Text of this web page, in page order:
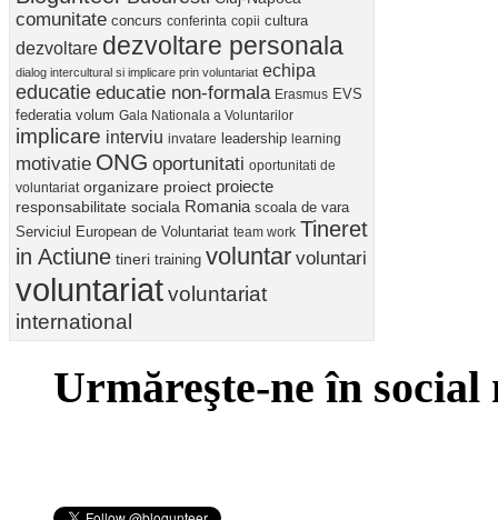
comunitate concurs conferinta copii cultura
dezvoltare dezvoltare personala
dialog intercultural si implicare prin voluntariat echipa
educatie educatie non-formala Erasmus EVS
federatia volum Gala Nationala a Voluntarilor
implicare interviu invatare leadership learning
motivatie ONG oportunitati oportunitati de
voluntariat organizare proiect proiecte
responsabilitate sociala Romania scoala de vara
Serviciul European de Voluntariat team work Tineret
in Actiune tineri training voluntar voluntari
voluntariatvoluntariat
international
Urmăreşte-ne în social